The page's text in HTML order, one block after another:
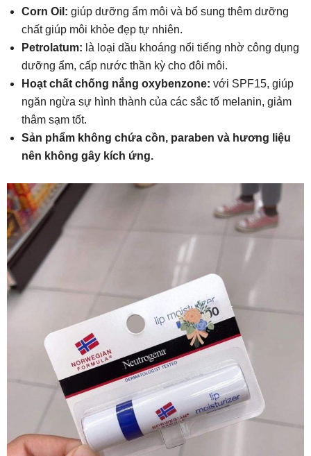
Corn Oil: giúp dưỡng ẩm môi và bổ sung thêm dưỡng
chất giúp môi khỏe đẹp tự nhiên.
Petrolatum: là loại dầu khoáng nổi tiếng nhờ công dụng
dưỡng ẩm, cấp nước thần kỳ cho đôi môi.
Hoạt chất chống nắng oxybenzone: với SPF15, giúp
ngăn ngừa sự hình thành của các sắc tố melanin, giảm
thâm sạm tốt.
Sản phẩm không chứa cồn, paraben và hương liệu
nên không gây kích ứng.